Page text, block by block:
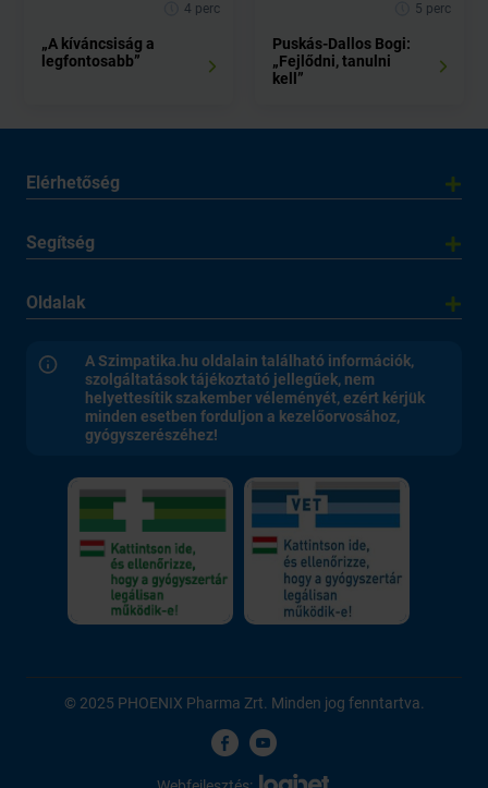
4 perc
„A kíváncsiság a
legfontosabb”
5 perc
Puskás-Dallos Bogi:
„Fejlődni, tanulni
kell”
Elérhetőség
Segítség
Oldalak
A Szimpatika.hu oldalain található információk,
szolgáltatások tájékoztató jellegűek, nem
helyettesítik szakember véleményét, ezért kérjük
minden esetben forduljon a kezelőorvosához,
gyógyszerészéhez!
© 2025 PHOENIX Pharma Zrt. Minden jog fenntartva.